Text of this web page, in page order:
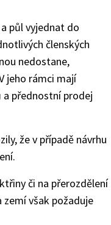
půl vyjednat do
členských
nedostane,
jeho rámci mají
přednostní prodej
že v případě návrhu
či na přerozdělení
však požaduje